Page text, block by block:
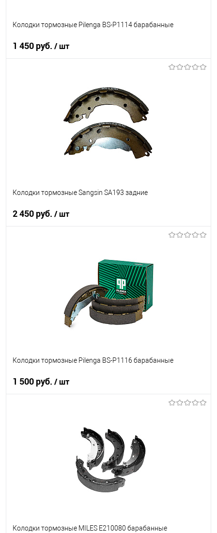
Колодки тормозные Pilenga BS-P1114 барабанные
1 450 руб. / шт
В наличии
Колодки тормозные Sangsin SA193 задние
2 450 руб. / шт
В наличии
Колодки тормозные Pilenga BS-P1116 барабанные
1 500 руб. / шт
В наличии
Колодки тормозные MILES E210080 барабанные